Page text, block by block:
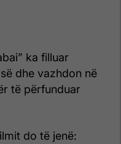
ka filluar
dhe vazhdon në
të përfunduar
do të jenë: